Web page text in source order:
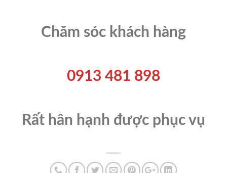
Chăm sóc khách hàng
0913 481 898
Rất hân hạnh được phục vụ